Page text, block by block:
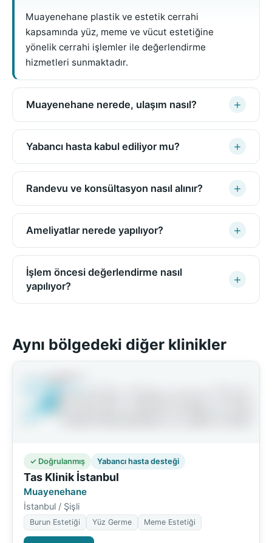
Muayenehane plastik ve estetik cerrahi
kapsamında yüz, meme ve vücut estetiğine
yönelik cerrahi işlemler ile değerlendirme
hizmetleri sunmaktadır.
Muayenehane nerede, ulaşım nasıl?
Yabancı hasta kabul ediliyor mu?
Randevu ve konsültasyon nasıl alınır?
Ameliyatlar nerede yapılıyor?
İşlem öncesi değerlendirme nasıl
yapılıyor?
Aynı bölgedeki diğer klinikler
✓ Doğrulanmış Yabancı hasta desteği
Tas Klinik İstanbul
Muayenehane
İstanbul / Şişli
Burun Estetiği Yüz Germe Meme Estetiği